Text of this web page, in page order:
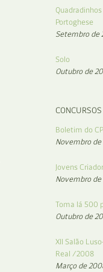
Portoghese
Setembro de
Solo
Outubro de
CONCURSOS
Boletim do
Novembro de
Jovens
Novembro
Toma lá 500
Outubro de
XII Salão
Real /2008
Março de